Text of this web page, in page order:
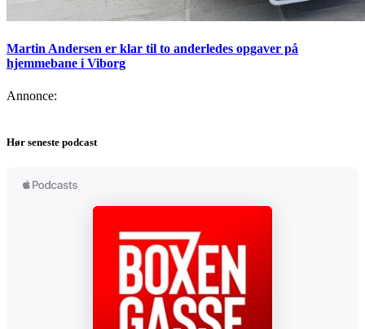
Martin Andersen er klar til to anderledes opgaver på
hjemmebane i Viborg
Annonce:
Hør seneste podcast